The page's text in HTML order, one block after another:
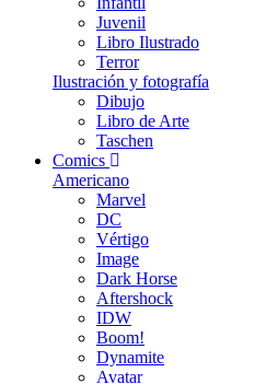
Juvenil
Libro Ilustrado
Terror
Ilustración y fotografía
Dibujo
Libro de Arte
Taschen
Comics
Americano
Marvel
DC
Vértigo
Image
Dark Horse
Aftershock
IDW
Boom!
Dynamite
Avatar